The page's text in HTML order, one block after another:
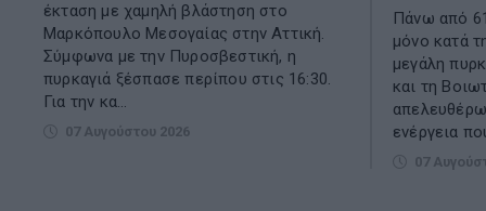
έκταση με χαμηλή βλάστηση στο
Μαρκόπουλο Μεσογαίας στην Αττική.
Σύμφωνα με την Πυροσβεστική, η
πυρκαγιά ξέσπασε περίπου στις 16:30.
Για την κα...
07 Αυγούστου 2026
Πάνω από
μόνο κατά
μεγάλη
και τη
ενέργεια
07